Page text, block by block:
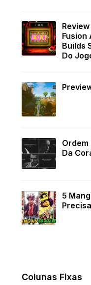
Fusion
Builds
Do
Ordem
Da
5
Colunas Fixas